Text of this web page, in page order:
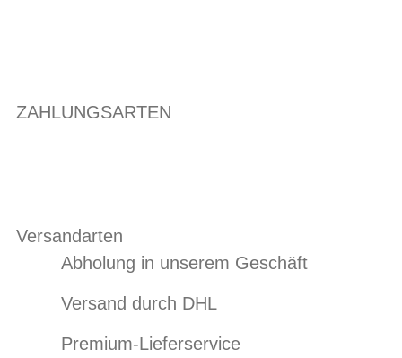
ZAHLUNGSARTEN
Versandarten
Abholung in unserem Geschäft
Versand durch DHL
Premium-Lieferservice